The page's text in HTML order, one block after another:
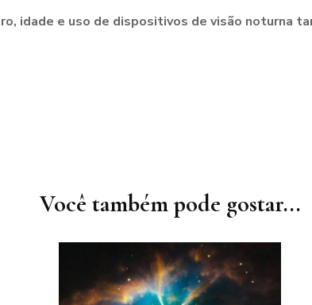
idade e uso de dispositivos de visão noturna
Você também pode gostar...